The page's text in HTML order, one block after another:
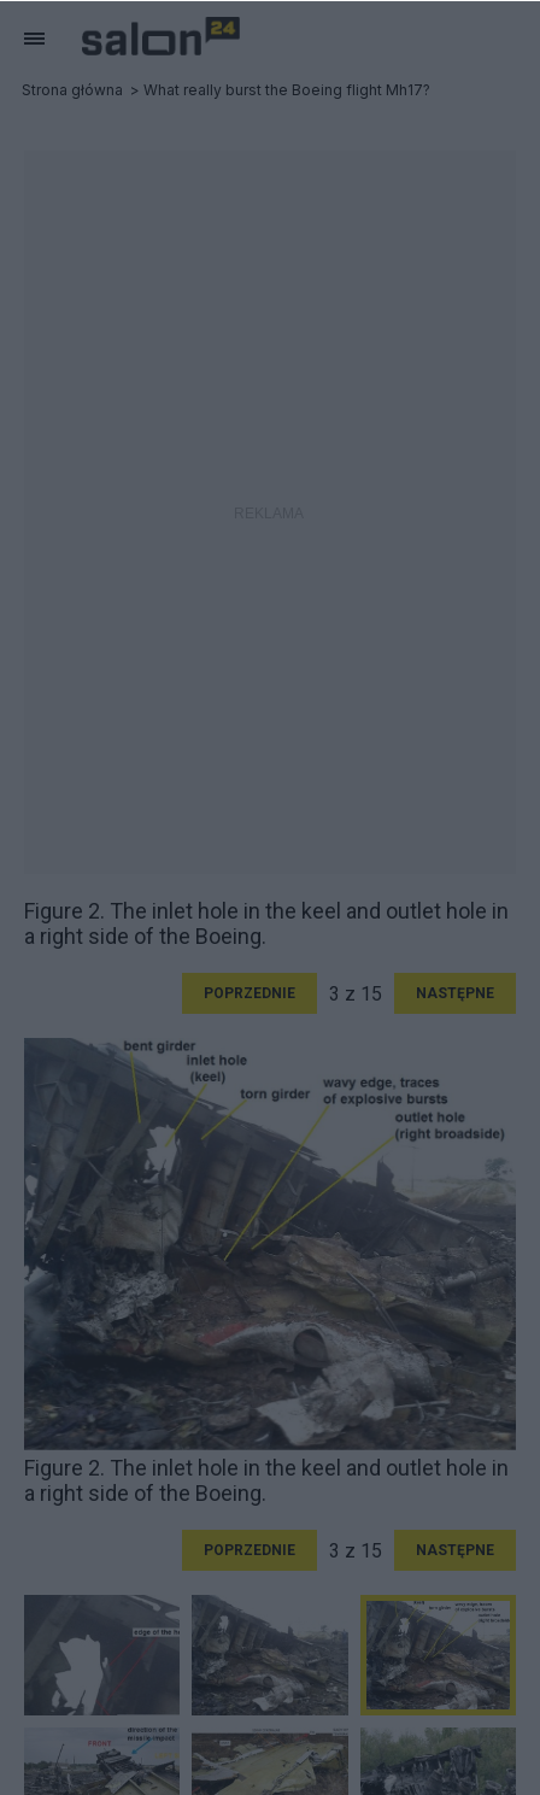
Strona główna What really burst the Boeing flight Mh17?
Figure 2. The inlet hole in the keel and outlet hole in
a right side of the Boeing.
POPRZEDNIE 3 z 15 NASTĘPNE
Figure 2. The inlet hole in the keel and outlet hole in
a right side of the Boeing.
POPRZEDNIE 3 z 15 NASTĘPNE